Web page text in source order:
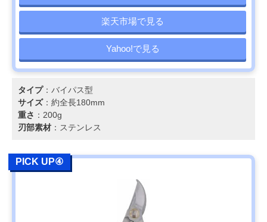
楽天市場で見る
Yahoo!で見る
タイプ：バイパス型
サイズ：約全長180mm
重さ ：200g
刃部素材 ：ステンレス
PICK UP④